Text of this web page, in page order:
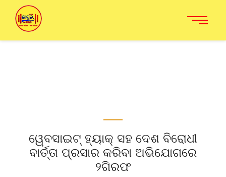
ୱେବସାଇଟ୍ ହ୍ୟାକ୍ ସହ ଦେଶ ବିରୋଧୀ
ବାର୍ତ୍ତା ପ୍ରସାର କରିବା ଅଭିଯୋଗରେ
୨ଗିରଫ